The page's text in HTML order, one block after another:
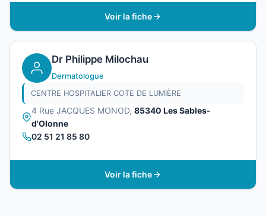
Voir la fiche
Dr Philippe Milochau
Dermatologue
CENTRE HOSPITALIER COTE DE LUMIÈRE
4 Rue JACQUES MONOD, 85340 Les Sables-
d'Olonne
02 51 21 85 80
Voir la fiche